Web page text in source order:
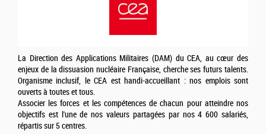
La Direction des Applications Militaires (DAM) du CEA, au cœur des
enjeux de la dissuasion nucléaire Française, cherche ses futurs talents.
Organisme inclusif, le CEA est handi-accueillant : nos emplois sont
ouverts à toutes et tous.
Associer les forces et les compétences de chacun pour atteindre nos
objectifs est l'une de nos valeurs partagées par nos 4 600 salariés,
répartis sur 5 centres.